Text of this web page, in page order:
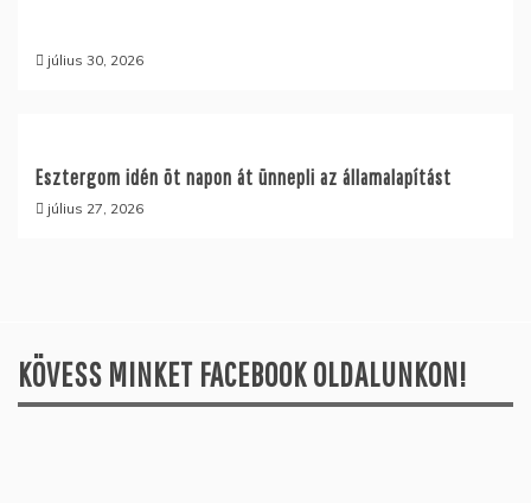
július 30, 2026
Esztergom idén öt napon át ünnepli az államalapítást
július 27, 2026
KÖVESS MINKET FACEBOOK OLDALUNKON!